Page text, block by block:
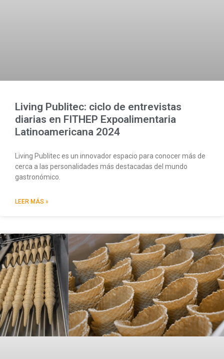
Living Publitec: ciclo de entrevistas
diarias en FITHEP Expoalimentaria
Latinoamericana 2024
Living Publitec es un innovador espacio para conocer más de
cerca a las personalidades más destacadas del mundo
gastronómico.
LEER MÁS »